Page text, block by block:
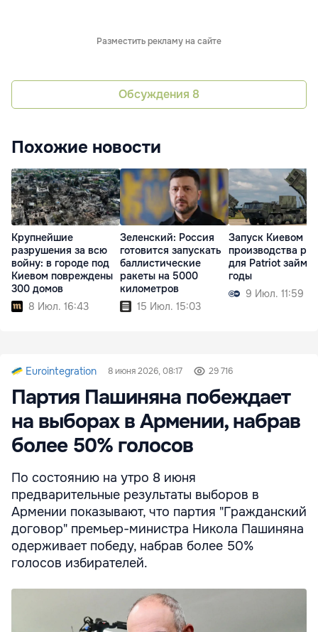
Разместить рекламу на сайте
Обсуждения 8
Похожие новости
Крупнейшие
разрушения за всю
войну: в городе под
Киевом повреждены
300 домов
8 Июл. 16:43
Зеленский: Россия
готовится запускать
баллистические
ракеты на 5000
километров
15 Июл. 15:03
Запуск Киевом
производства
для Patriot займет
годы
9 Июл. 11:59
Eurointegration 8 июня 2026, 08:17 29 716
Партия Пашиняна побеждает
на выборах в Армении, набрав
более 50% голосов
По состоянию на утро 8 июня
предварительные результаты выборов в
Армении показывают, что партия "Гражданский
договор" премьер-министра Никола Пашиняна
одерживает победу, набрав более 50%
голосов избирателей.